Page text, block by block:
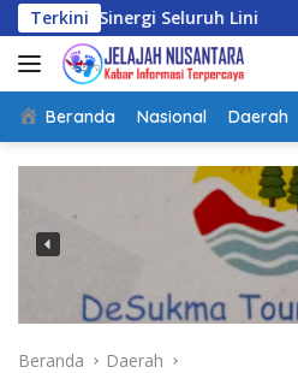
Langsung
ke
konten
Terkini
Seluruh Lini
Beranda Nasional Daerah
Beranda Daerah